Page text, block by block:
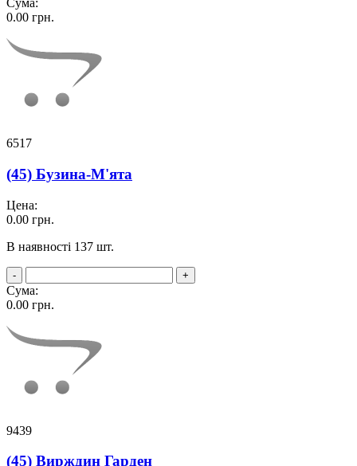
Сума:
0.00 грн.
6517
(45) Бузина-М'ята
Цена:
0.00 грн.
В наявності 137 шт.
- +
Сума:
0.00 грн.
9439
(45) Вирждин Гарден